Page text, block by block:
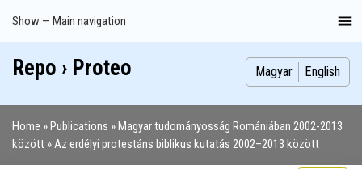
Main
navigation
Show — Main navigation
Index
Publications
Theses
Images
Contributors
Repo › Proteo Magyar English
Breadcrumb
Home Publications
Magyar tudományosság Romániában 2002-2013
között
Az erdélyi protestáns biblikus kutatás 2002–2013 között